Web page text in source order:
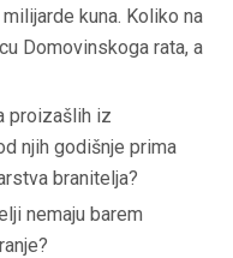
kuna. Koliko na
Domovinskoga rata, a
proizašlih iz
njih godišnje prima
branitelja?
nemaju barem